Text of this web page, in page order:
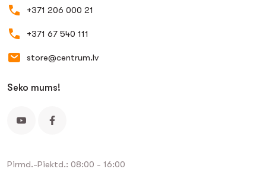
+371 206 000 21
+371 67 540 111
store@centrum.lv
Seko mums!
Pirmd.-Piektd.: 08:00 - 16:00